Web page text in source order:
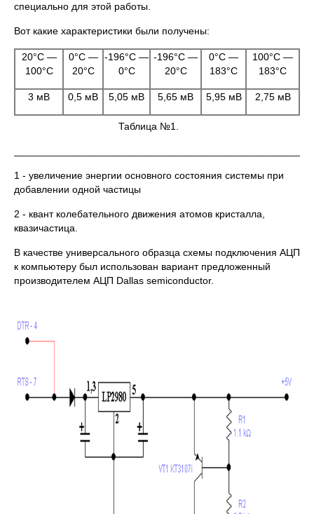
специально для этой работы.
Вот какие характеристики были получены:
20°С —
100°C
0°C —
20°C
-196°C —
0°C
-196°C —
20°C
0°C —
183°C
100°C —
183°C
3 мВ 0,5 мВ 5,05 мВ 5,65 мВ 5,95 мВ 2,75 мВ
Таблица №1.
1 - увеличение энергии основного состояния системы при
добавлении одной частицы
2 - квант колебательного движения атомов кристалла,
квазичастица.
В качестве универсального образца схемы подключения АЦП
к компьютеру был использован вариант предложенный
производителем АЦП Dallas semiconductor.